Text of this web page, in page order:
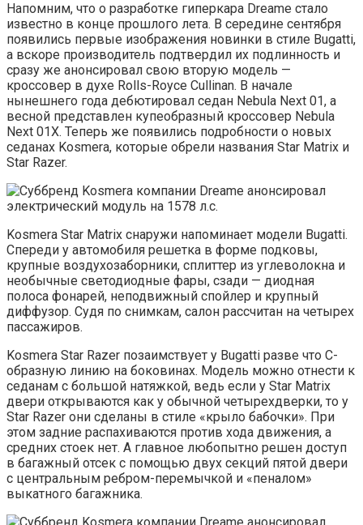
Напомним, что о разработке гиперкара Dreame стало
известно в конце прошлого лета. В середине сентября
появились первые изображения новинки в стиле Bugatti,
а вскоре производитель подтвердил их подлинность и
сразу же анонсировал свою вторую модель —
кроссовер в духе Rolls-Royce Cullinan. В начале
нынешнего года дебютировал седан Nebula Next 01, а
весной представлен купеобразный кроссовер Nebula
Next 01X. Теперь же появились подробности о новых
седанах Kosmera, которые обрели названия Star Matrix и
Star Razer.
Kosmera Star Matrix снаружи напоминает модели Bugatti.
Спереди у автомобиля решетка в форме подковы,
крупные воздухозаборники, сплиттер из углеволокна и
необычные светодиодные фары, сзади — диодная
полоса фонарей, неподвижный спойлер и крупный
диффузор. Судя по снимкам, салон рассчитан на четырех
пассажиров.
Kosmera Star Razer позаимствует у Bugatti разве что С-
образную линию на боковинах. Модель можно отнести к
седанам с большой натяжкой, ведь если у Star Matrix
двери открываются как у обычной четырехдверки, то у
Star Razer они сделаны в стиле «крыло бабочки». При
этом задние распахиваются против хода движения, а
средних стоек нет. А главное любопытно решен доступ
в багажный отсек с помощью двух секций пятой двери
с центральным ребром-перемычкой и «пеналом»
выкатного багажника.